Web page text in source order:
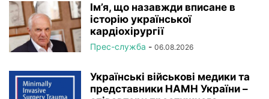
Ім’я, що назавжди вписане в
історію української
кардіохірургії
Прес-служба - 06.08.2026
Українські військові медики та
представники НАМН України –